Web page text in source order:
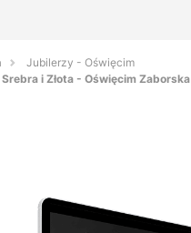
Jubilerzy - Oświęcim
i Złota - Oświęcim Zaborska